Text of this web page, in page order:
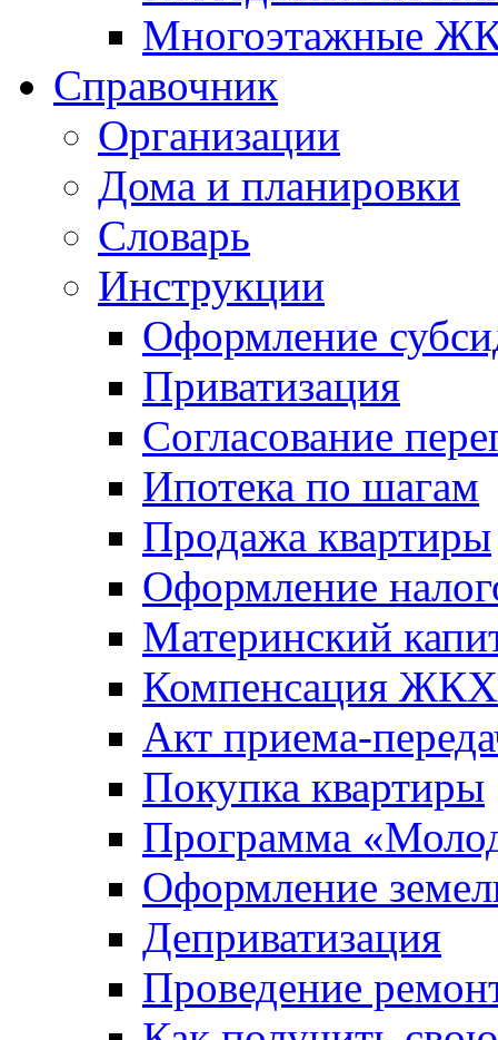
Многоэтажные
Справочник
Организации
Дома и планировки
Словарь
Инструкции
Оформление
Приватизация
Согласование
Ипотека по шагам
Продажа квартиры
Оформление
Материнский
Компенсация ЖКХ
Акт приема-
Покупка квартиры
Программа
Оформление
Деприватизация
Проведение